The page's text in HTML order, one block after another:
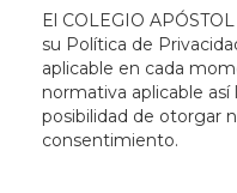
El COLEGIO
su Política de
aplicable en cada
normativa aplicable así
posibilidad de otorgar
consentimiento.